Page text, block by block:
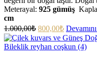
Meterayal: 925 gümüş
cm
1.000,00₺ 800,00₺